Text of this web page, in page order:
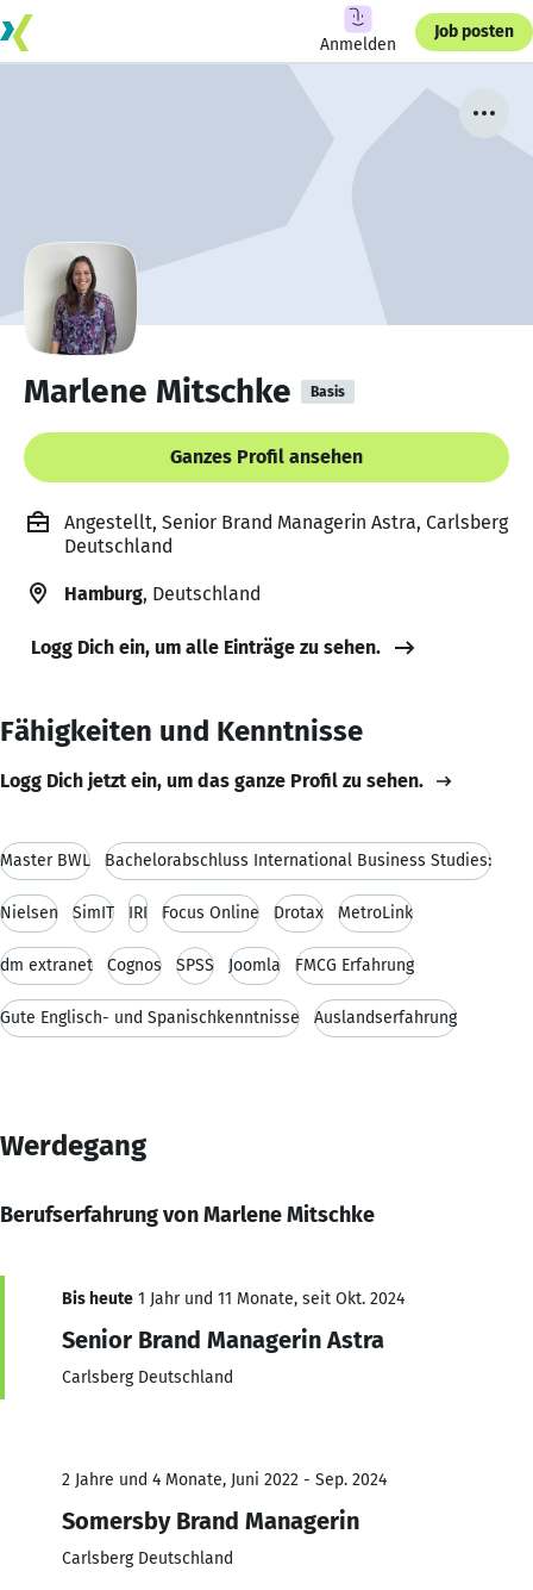
Anmelden
Job posten
Marlene Mitschke Basis
Ganzes Profil ansehen
Angestellt, Senior Brand Managerin Astra, Carlsberg
Deutschland
Hamburg, Deutschland
Logg Dich ein, um alle Einträge zu sehen.
Fähigkeiten und Kenntnisse
Logg Dich jetzt ein, um das ganze Profil zu sehen.
Master BWL Bachelorabschluss International Business Studies:
Nielsen SimIT IRI Focus Online Drotax MetroLink
dm extranet Cognos SPSS Joomla FMCG Erfahrung
Gute Englisch- und Spanischkenntnisse Auslandserfahrung
Werdegang
Berufserfahrung von Marlene Mitschke
Bis heute 1 Jahr und 11 Monate, seit Okt. 2024
Senior Brand Managerin Astra
Carlsberg Deutschland
2 Jahre und 4 Monate, Juni 2022 - Sep. 2024
Somersby Brand Managerin
Carlsberg Deutschland